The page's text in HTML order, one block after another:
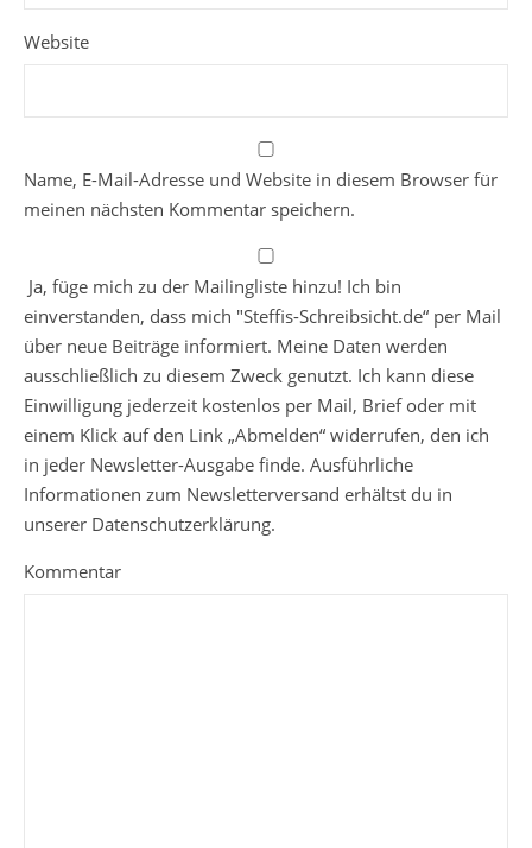
Website
Name, E-Mail-Adresse und Website in diesem Browser für
meinen nächsten Kommentar speichern.
Ja, füge mich zu der Mailingliste hinzu! Ich bin
einverstanden, dass mich "Steffis-Schreibsicht.de“ per Mail
über neue Beiträge informiert. Meine Daten werden
ausschließlich zu diesem Zweck genutzt. Ich kann diese
Einwilligung jederzeit kostenlos per Mail, Brief oder mit
einem Klick auf den Link „Abmelden“ widerrufen, den ich
in jeder Newsletter-Ausgabe finde. Ausführliche
Informationen zum Newsletterversand erhältst du in
unserer Datenschutzerklärung.
Kommentar